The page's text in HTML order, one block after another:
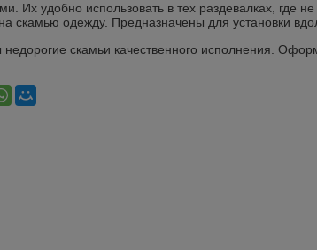
Их удобно использовать в тех раздевалках, где
скамью одежду. Предназначены для установки
недорогие скамьи качественного исполнения.